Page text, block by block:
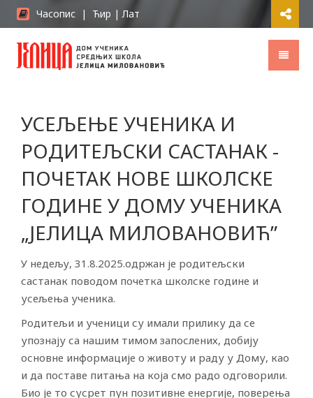
Часопис | Ћир |Лат
УСЕЉЕЊЕ УЧЕНИКА И
РОДИТЕЉСКИ САСТАНАК -
ПОЧЕТАК НОВЕ ШКОЛСКЕ
ГОДИНЕ У ДОМУ УЧЕНИКА
„ЈЕЛИЦА МИЛОВАНОВИЋ”
У недељу, 31.8.2025.одржан је родитељски
састанак поводом почетка школске године и
усељења ученика.
Родитељи и ученици су имали прилику да се
упознају са нашим тимом запослених, добију
основне информације о животу и раду у Дому, као
и да поставе питања на која смо радо одговорили.
Био је то сусрет пун позитивне енергије, поверења